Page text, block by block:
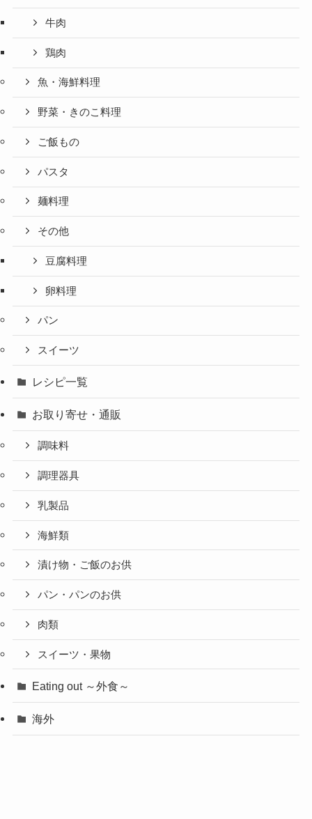
牛肉
鶏肉
魚・海鮮料理
野菜・きのこ料理
ご飯もの
パスタ
麺料理
その他
豆腐料理
卵料理
パン
スイーツ
レシピ一覧
お取り寄せ・通販
調味料
調理器具
乳製品
海鮮類
漬け物・ご飯のお供
パン・パンのお供
肉類
スイーツ・果物
Eating out ～外食～
海外